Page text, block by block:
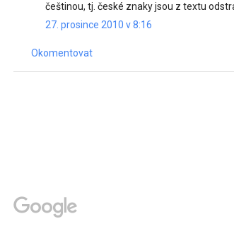
češtinou, tj. české znaky jsou z textu
27. prosince 2010 v 8:16
Okomentovat